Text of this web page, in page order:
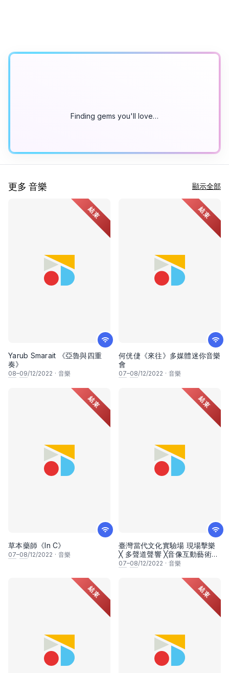
Finding gems you'll love…
更多 音樂 顯示全部
結束
Yarub Smarait 《亞魯與四重
奏》
08–09/12/2022 · 音樂
結束
何侊倢《來往》多媒體迷你音樂
會
07–08/12/2022 · 音樂
結束
草本藥師《In C》
07–08/12/2022 · 音樂
結束
臺灣當代文化實驗場 現場擊樂
╳ 多聲道聲響 ╳音像互動藝術
《潘朵拉幻象：迴聲震盪》
07–08/12/2022 · 音樂
結束 結束